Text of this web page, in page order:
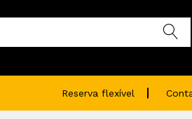
Reserva flexível